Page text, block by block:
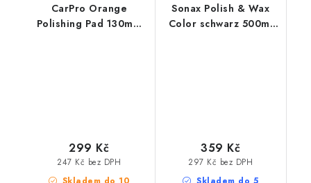
CarPro Orange
Polishing Pad 130mm
247 Kč bez DPH
299 Kč
Sonax Polish & Wax
Color schwarz 500ml
297 Kč bez DPH
359 Kč